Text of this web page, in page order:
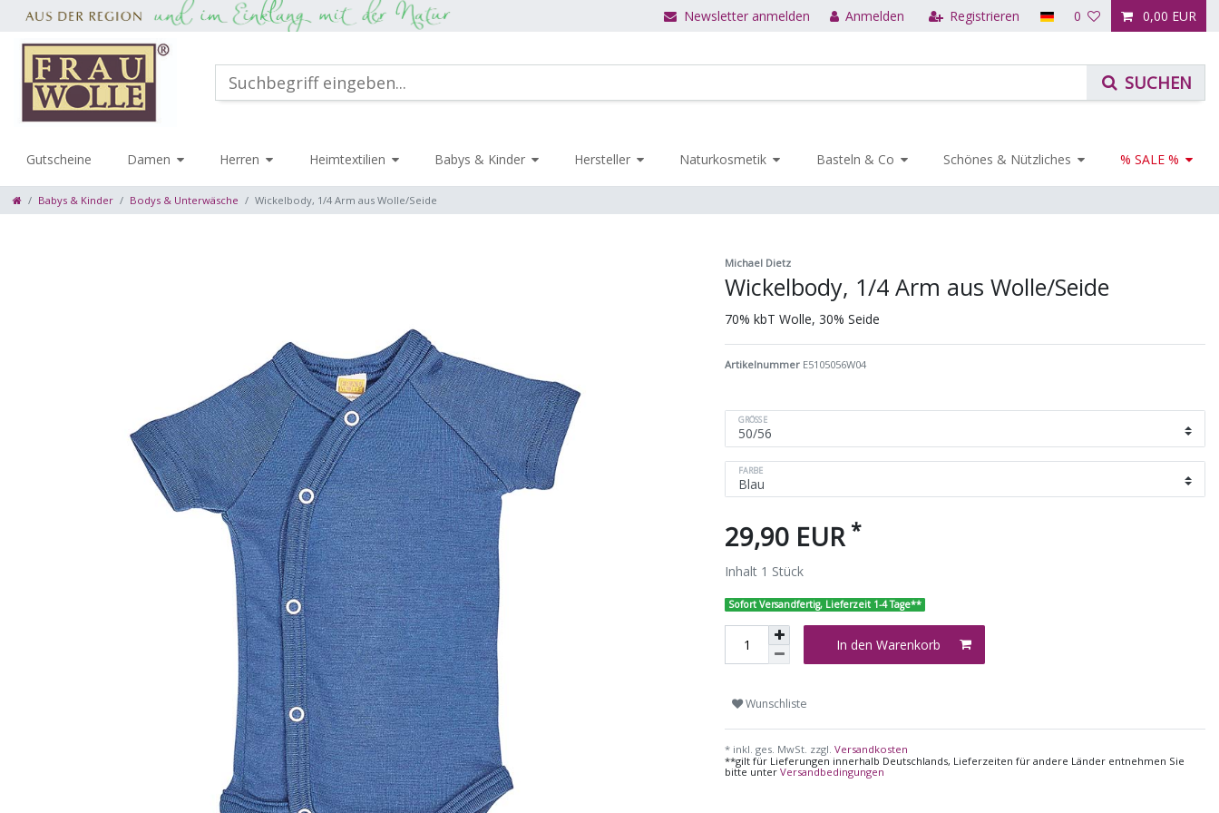
Newsletter anmelden Anmelden Registrieren 0 0,00 EUR
Gutscheine Damen Herren Heimtextilien Babys & Kinder Hersteller Naturkosmetik Basteln & Co Schönes & Nützliches % SALE %
Babys & Kinder Bodys & Unterwäsche Wickelbody, 1/4 Arm aus Wolle/Seide
Michael Dietz
Wickelbody, 1/4 Arm aus Wolle/Seide
70% kbT Wolle, 30% Seide
Artikelnummer E5105056W04
GRÖSSE
FARBE
29,90 EUR *
Inhalt 1 Stück
Sofort Versandfertig, Lieferzeit 1-4 Tage**
In den Warenkorb
Wunschliste
* inkl. ges. MwSt. zzgl. Versandkosten
**gilt für Lieferungen innerhalb Deutschlands, Lieferzeiten für andere Länder entnehmen Sie
bitte unter Versandbedingungen